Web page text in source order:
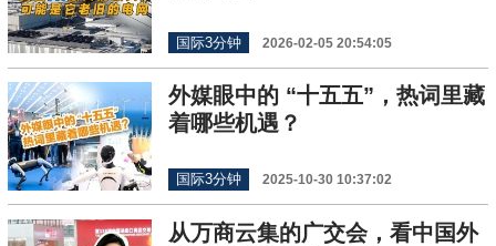
国际3分钟 2026-02-05 20:54:05
外媒眼中的 “十五五”，热词里藏
着哪些机遇？
国际3分钟 2025-10-30 10:37:02
从万商云集的广交会，看中国外